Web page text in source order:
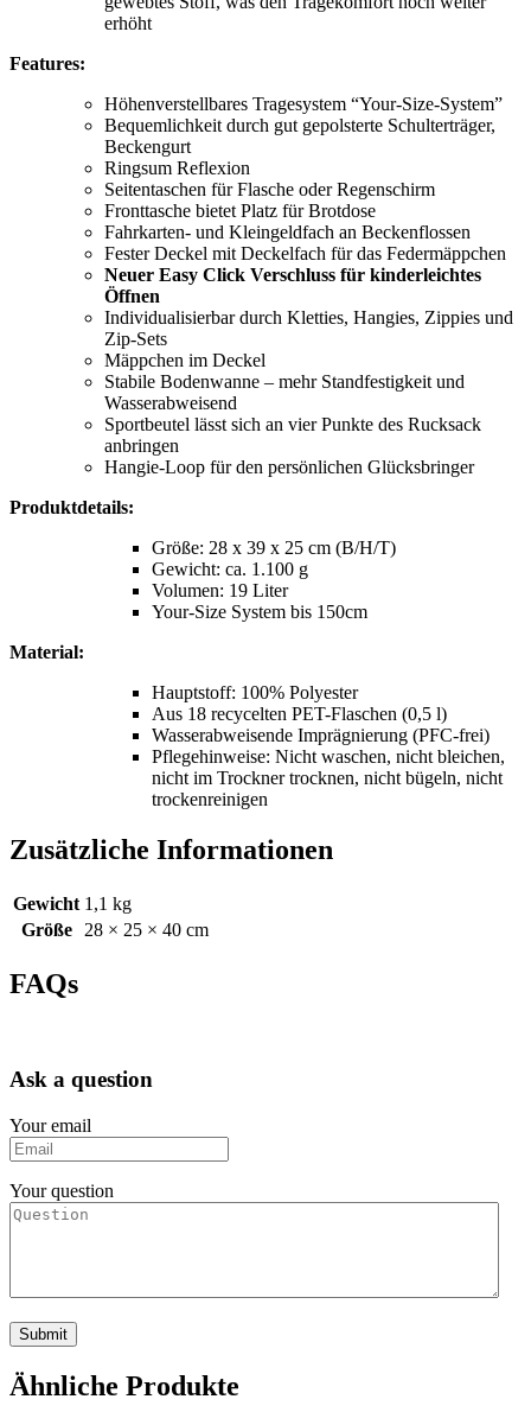
erhöht
Features:
Höhenverstellbares Tragesystem “Your-Size-System”
Bequemlichkeit durch gut gepolsterte Schulterträger,
Beckengurt
Ringsum Reflexion
Seitentaschen für Flasche oder Regenschirm
Fronttasche bietet Platz für Brotdose
Fahrkarten- und Kleingeldfach an Beckenflossen
Fester Deckel mit Deckelfach für das Federmäppchen
Neuer Easy Click Verschluss für kinderleichtes
Öffnen
Individualisierbar durch Kletties, Hangies, Zippies und
Zip-Sets
Mäppchen im Deckel
Stabile Bodenwanne – mehr Standfestigkeit und
Wasserabweisend
Sportbeutel lässt sich an vier Punkte des Rucksack
anbringen
Hangie-Loop für den persönlichen Glücksbringer
Produktdetails:
Größe: 28 x 39 x 25 cm (B/H/T)
Gewicht: ca. 1.100 g
Volumen: 19 Liter
Your-Size System bis 150cm
Material:
Hauptstoff: 100% Polyester
Aus 18 recycelten PET-Flaschen (0,5 l)
Wasserabweisende Imprägnierung (PFC-frei)
Pflegehinweise: Nicht waschen, nicht bleichen,
nicht im Trockner trocknen, nicht bügeln, nicht
trockenreinigen
Zusätzliche Informationen
Gewicht 1,1 kg
Größe
28 × 25 × 40 cm
FAQs
Ask a question
Your email
Your question
Ähnliche Produkte